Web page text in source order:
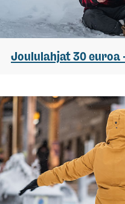
Joululahjat 30